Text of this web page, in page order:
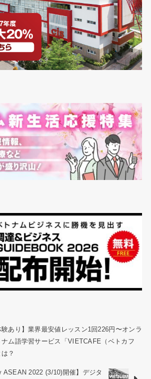
験あり】業界最安値レッスン1回226円〜オンラ
ナム語学習サービス「VIETCAFE（ベトカフ
？
ASEAN 2022 (3/10)開催】デジタ